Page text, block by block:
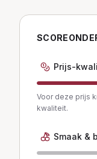
Prijs-
Voor deze prijs
kwaliteit.
Smaak &